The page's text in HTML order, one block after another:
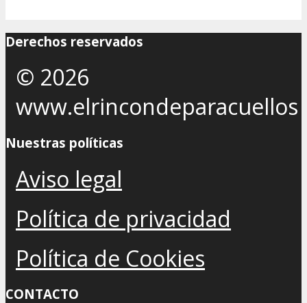
Derechos reservados
© 2026
www.elrincondeparacuellos
Nuestras políticas
Aviso legal
Política de privacidad
Política de Cookies
CONTACTO